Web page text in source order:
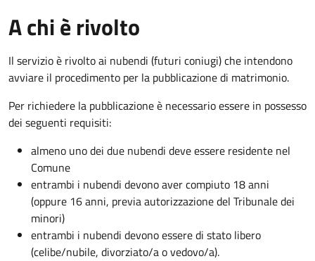
A chi è rivolto
Il servizio è rivolto ai nubendi (futuri coniugi) che intendono
avviare il procedimento per la pubblicazione di matrimonio.
Per richiedere la pubblicazione è necessario essere in possesso
dei seguenti requisiti:
almeno uno dei due nubendi deve essere residente nel
Comune
entrambi i nubendi devono aver compiuto 18 anni
(oppure 16 anni, previa autorizzazione del Tribunale dei
minori)
entrambi i nubendi devono essere di stato libero
(celibe/nubile, divorziato/a o vedovo/a).